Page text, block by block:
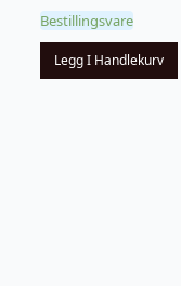
Bestillingsvare
Legg I Handlekurv